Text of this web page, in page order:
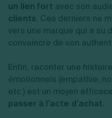
un lien fort avec son
clients. Ces derniers ne
vers une marque qui a su
convaincre de son
Enfin, raconter une
émotionnels (empathie,
etc.) est un moyen
passer à l’acte d’achat.